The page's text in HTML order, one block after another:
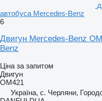
автобуса Mercedes-Benz
6
Двигун Mercedes-Benz
Benz
Ціна за запитом
Двигун
OM421
Україна, с. Черляни,